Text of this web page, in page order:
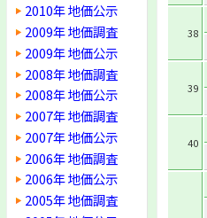
2010年 地価公示
2009年 地価調査
2009年 地価公示
2008年 地価調査
2008年 地価公示
2007年 地価調査
2007年 地価公示
2006年 地価調査
2006年 地価公示
2005年 地価調査
38
39
40